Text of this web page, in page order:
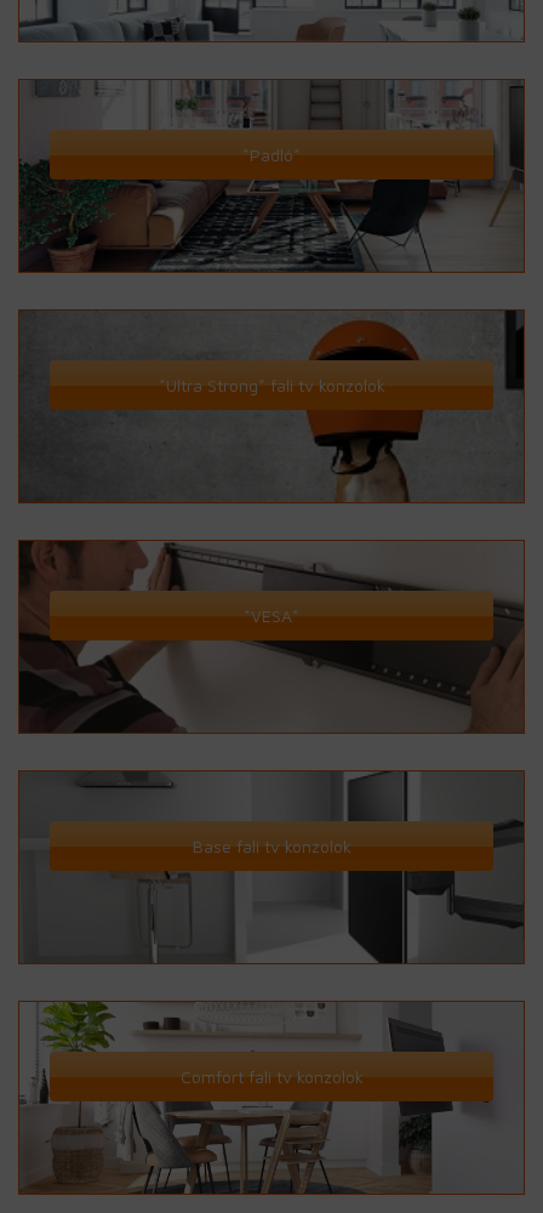
*Padló*
*Ultra Strong* fali tv konzolok
*VESA*
Base fali tv konzolok
Comfort fali tv konzolok